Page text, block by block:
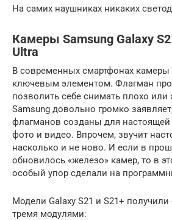
На самих наушниках никаких
Камеры Samsung Galaxy
Ultra
В современных смартфонах камеры
ключевым элементом. Флагман
позволить себе снимать плохо или
Samsung довольно громко
флагманов созданы для
фото и видео. Впрочем, звучит
насколько и не ново. И если в
обновилось «железо» камер, то в
особый упор сделали на
Модели Galaxy S21 и S21+
тремя модулями: